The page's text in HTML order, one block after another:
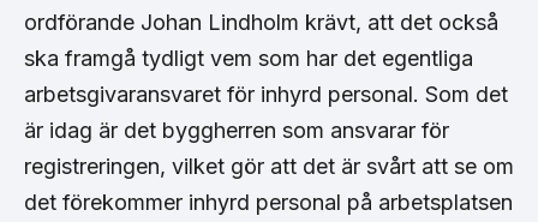
ordförande Johan Lindholm krävt, att det också
ska framgå tydligt vem som har det egentliga
arbetsgivaransvaret för inhyrd personal. Som det
är idag är det byggherren som ansvarar för
registreringen, vilket gör att det är svårt att se om
det förekommer inhyrd personal på arbetsplatsen